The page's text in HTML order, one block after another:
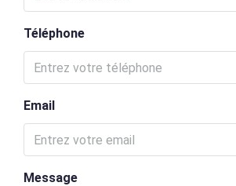
Téléphone
Email
Message